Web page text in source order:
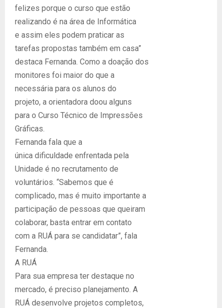
felizes porque o curso que estão
realizando é na área de Informática
e assim eles podem praticar as
tarefas propostas também em casa”
destaca Fernanda. Como a doação dos
monitores foi maior do que a
necessária para os alunos do
projeto, a orientadora doou alguns
para o Curso Técnico de Impressões
Gráficas.
Fernanda fala que a
única dificuldade enfrentada pela
Unidade é no recrutamento de
voluntários. “Sabemos que é
complicado, mas é muito importante a
participação de pessoas que queiram
colaborar, basta entrar em contato
com a RUÁ para se candidatar”, fala
Fernanda.
A RUÁ
Para sua empresa ter destaque no
mercado, é preciso planejamento. A
RUÁ desenvolve projetos completos,